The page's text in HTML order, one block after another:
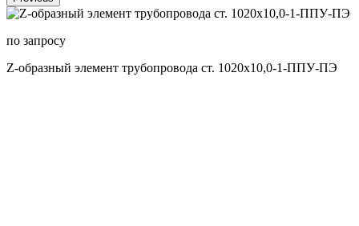
по запросу
Z-образный элемент трубопровода ст. 1020х10,0-1-ППУ-ПЭ